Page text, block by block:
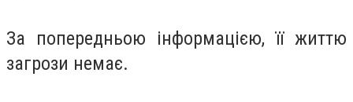
За попередньою інформацією, її життю
загрози немає.